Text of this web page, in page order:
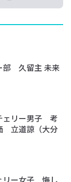
部 久留主 未来
ェリー男子 考
立道諒（大分
リー女子 悔し